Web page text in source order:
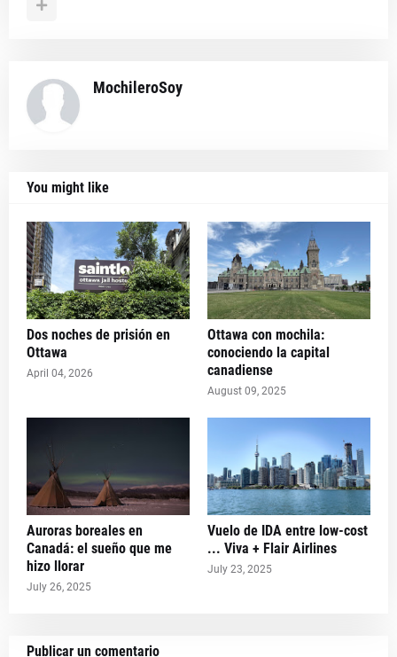
MochileroSoy
You might like
Dos noches de prisión en
Ottawa
April 04, 2026
Ottawa con mochila:
conociendo la capital
canadiense
August 09, 2025
Auroras boreales en
Canadá: el sueño que me
hizo llorar
July 26, 2025
Vuelo de IDA entre low-cost
... Viva + Flair Airlines
July 23, 2025
Publicar un comentario